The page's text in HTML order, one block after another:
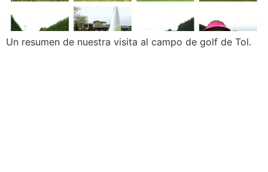
Un resumen de nuestra visita al campo de golf de Tol.